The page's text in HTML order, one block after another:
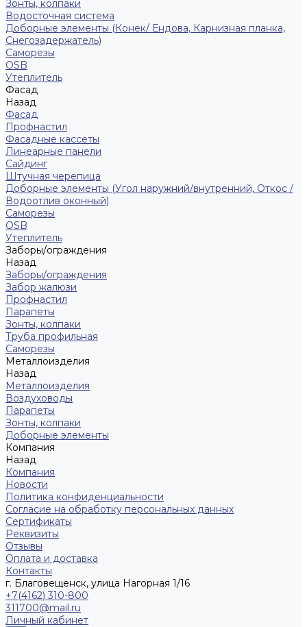
Зонты, колпаки
Водосточная система
Доборные элементы (Конек/ Ендова, Карнизная планка,
Снегозадержатель)
Саморезы
ОSB
Утеплитель
Фасад
Назад
Фасад
Профнастил
Фасадные кассеты
Линеарные панели
Сайдинг
Штучная черепица
Доборные элементы (Угол наружний/внутренний, Откос /
Водоотлив оконный)
Саморезы
OSB
Утеплитель
Заборы/ограждения
Назад
Заборы/ограждения
Забор жалюзи
Профнастил
Парапеты
Зонты, колпаки
Труба профильная
Саморезы
Металлоизделия
Назад
Металлоизделия
Воздуховоды
Парапеты
Зонты, колпаки
Доборные элементы
Компания
Назад
Компания
Новости
Политика конфиденциальности
Согласие на обработку персональных данных
Сертификаты
Реквизиты
Отзывы
Оплата и доставка
Контакты
г. Благовещенск, улица Нагорная 1/16
+7(4162) 310-800
311700@mail.ru
Личный кабинет